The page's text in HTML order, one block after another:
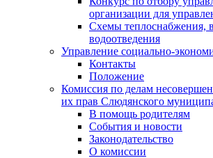
организации для
Схемы теплоснабжения,
водоотведения
Управление социально-
Контакты
Положение
Комиссия по делам
их прав Слюдянского
В помощь родителям
События и новости
Законодательство
О комиссии